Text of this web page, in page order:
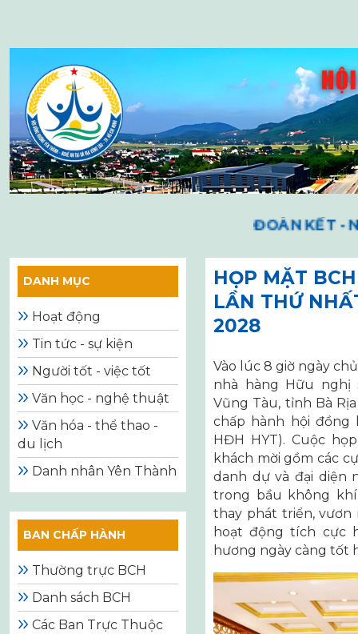
content
ĐOÀN KẾT -
DANH MỤC
Hoạt động
Tin tức - sự kiện
Người tốt - việc tốt
Văn học - nghệ thuật
Văn hóa - thể thao -
du lịch
Danh nhân Yên Thành
BAN CHẤP HÀNH
Thường trực BCH
Danh sách BCH
Các Ban Trực Thuộc
HỌP MẶT
LẦN THỨ
2028
Vào lúc 8 giờ ngày
nhà hàng Hữu nghị
Vũng Tàu, tỉnh Bà
chấp hành hội đồng
HĐH HYT). Cuộc
khách mời gồm các
danh dự và đại diện
trong bầu không
thay phát triển, vươn
hoạt động tích cực
hương ngày càng tốt